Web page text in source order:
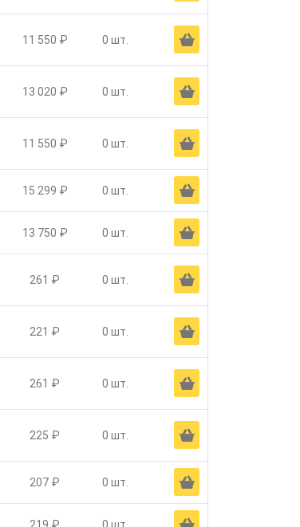
11 550 ₽ 0 шт. Ä
13 020 ₽ 0 шт. Ä
11 550 ₽ 0 шт. Ä
15 299 ₽ 0 шт. Ä
13 750 ₽ 0 шт. Ä
261 ₽ 0 шт. Ä
221 ₽ 0 шт. Ä
261 ₽ 0 шт. Ä
225 ₽ 0 шт. Ä
207 ₽ 0 шт. Ä